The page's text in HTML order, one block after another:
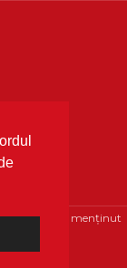
Optimizat și menținut